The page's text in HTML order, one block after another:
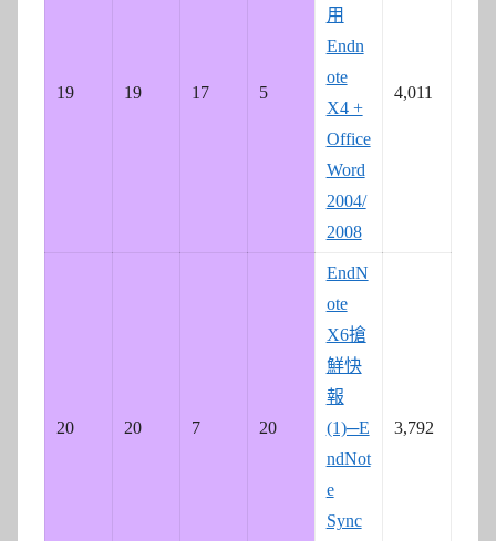
19 19 17 5
用
Endn
ote
X4 +
Office
Word
2004/
2008
4,011
20 20 7 20
EndN
ote
X6搶
鮮快
報
(1)─E
ndNot
e
Sync
3,792